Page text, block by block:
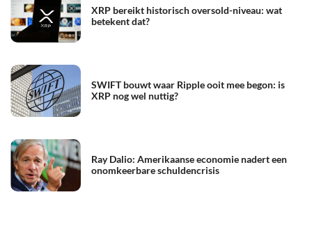
XRP bereikt historisch oversold-niveau: wat
betekent dat?
SWIFT bouwt waar Ripple ooit mee begon: is
XRP nog wel nuttig?
Ray Dalio: Amerikaanse economie nadert een
onomkeerbare schuldencrisis